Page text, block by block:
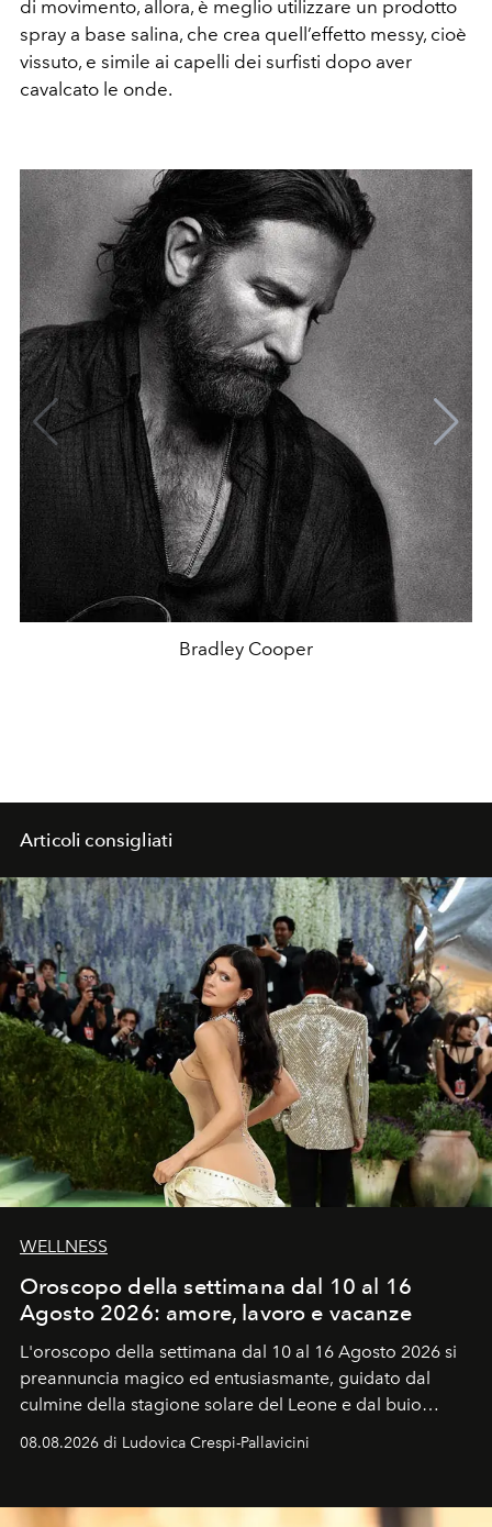
di movimento, allora, è meglio utilizzare un prodotto
spray a base salina, che crea quell’effetto messy, cioè
vissuto, e simile ai capelli dei surfisti dopo aver
cavalcato le onde.
Bradley Cooper
Articoli consigliati
WELLNESS
Oroscopo della settimana dal 10 al 16
Agosto 2026: amore, lavoro e vacanze
L'oroscopo della settimana dal 10 al 16 Agosto 2026 si
preannuncia magico ed entusiasmante, guidato dal
culmine della stagione solare del Leone e dal buio
favorevole della Luna nuova in Leone del 12 agosto,
ideale per la notte delle Perseidi.
08.08.2026 di Ludovica Crespi-Pallavicini